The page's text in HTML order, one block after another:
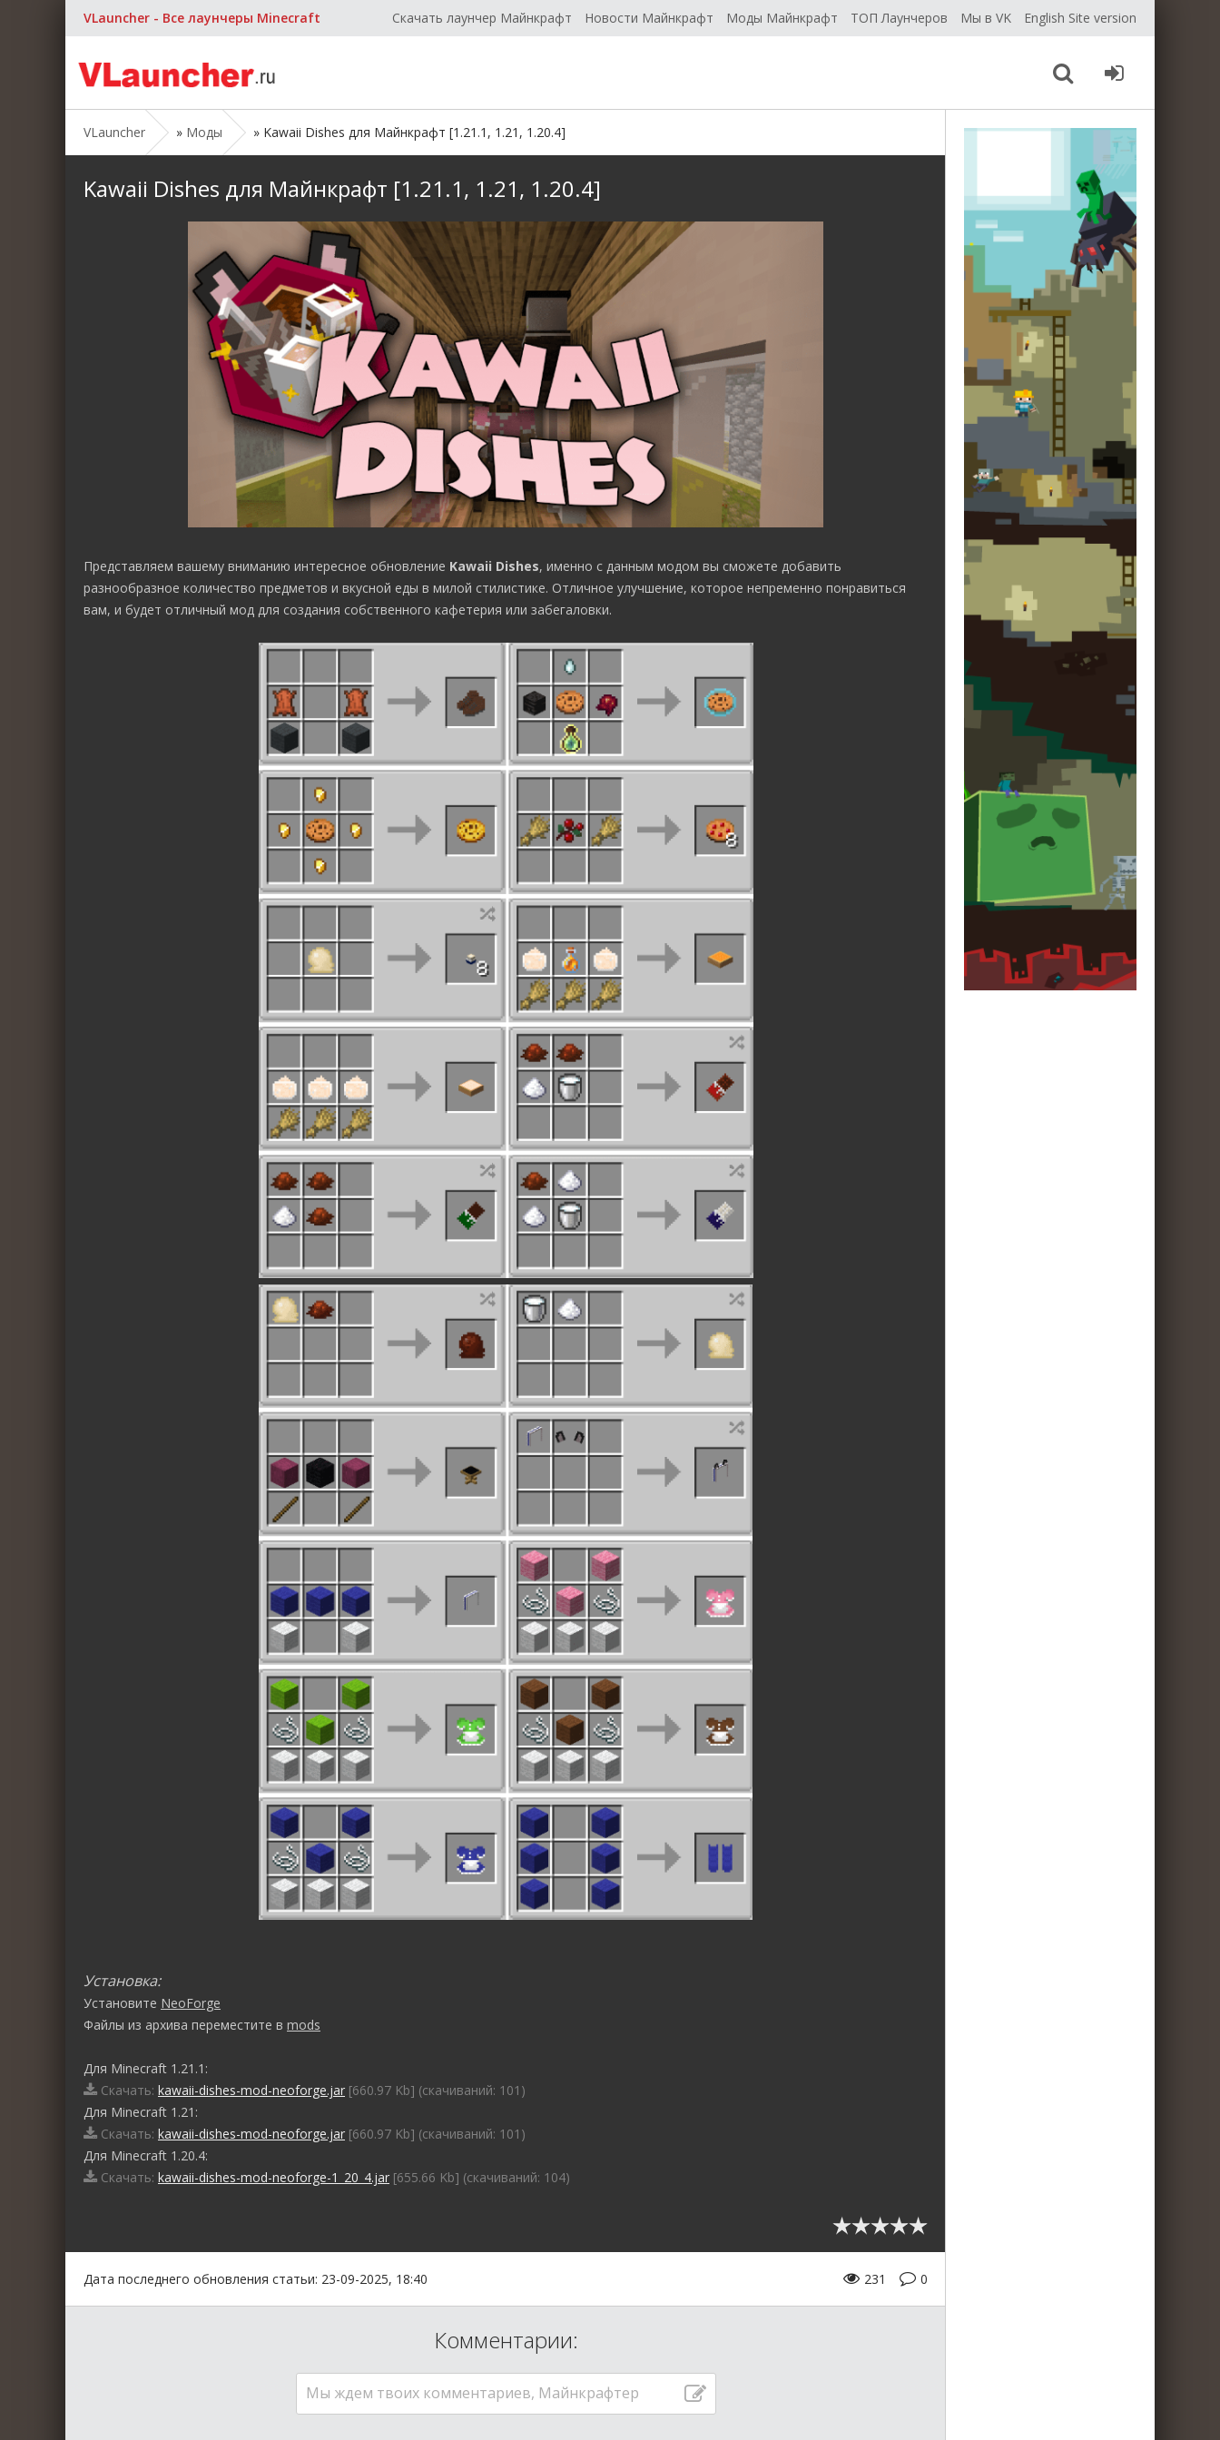
VLauncher - Все лаунчеры Minecraft Скачать лаунчер Майнкрафт Новости Майнкрафт Моды Майнкрафт ТОП Лаунчеров Мы в VK English Site version
VLauncher » Моды » Kawaii Dishes для Майнкрафт [1.21.1, 1.21, 1.20.4]
Kawaii Dishes для Майнкрафт [1.21.1, 1.21, 1.20.4]
Представляем вашему вниманию интересное обновление Kawaii Dishes, именно с данным модом вы сможете добавить
разнообразное количество предметов и вкусной еды в милой стилистике. Отличное улучшение, которое непременно понравиться
вам, и будет отличный мод для создания собственного кафетерия или забегаловки.
Установка:
Установите NeoForge
Файлы из архива переместите в mods
Для Minecraft 1.21.1:
Скачать: kawaii-dishes-mod-neoforge.jar [660.97 Kb] (cкачиваний: 101)
Для Minecraft 1.21:
Скачать: kawaii-dishes-mod-neoforge.jar [660.97 Kb] (cкачиваний: 101)
Для Minecraft 1.20.4:
Скачать: kawaii-dishes-mod-neoforge-1_20_4.jar [655.66 Kb] (cкачиваний: 104)
Дата последнего обновления статьи: 23-09-2025, 18:40 0
231
Комментарии:
Мы ждем твоих комментариев, Майнкрафтер